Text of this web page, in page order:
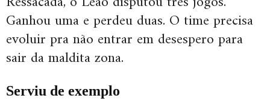
Ganhou uma e perdeu duas. O time precisa
evoluir pra não entrar em desespero para
sair da maldita zona.
Serviu de exemplo